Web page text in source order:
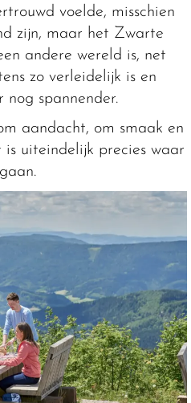
voelde, misschien
zijn, maar het Zwarte
andere wereld is, net
zo verleidelijk is en
nog spannender.
aandacht, om smaak en
uiteindelijk precies waar